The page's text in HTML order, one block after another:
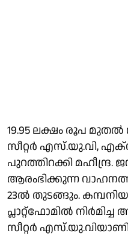
19.95 ലക്ഷം രൂപ മുതല്‍
സീറ്റര്‍ എസ്.യു.വി,
പുറത്തിറക്കി
ആരംഭിക്കുന്ന
23ല്‍ തുടങ്ങും.
പ്ലാറ്റ്‌ഫോമില്‍
സീറ്റര്‍